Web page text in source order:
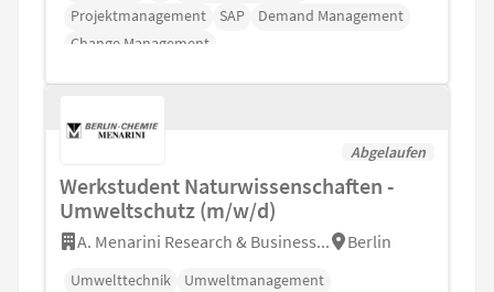
Projektmanagement
SAP
Demand Management
Change Management
Abgelaufen
Werkstudent Naturwissenschaften -
Umweltschutz (m/w/d)
A. Menarini Research & Business... Berlin
Umwelttechnik
Umweltmanagement